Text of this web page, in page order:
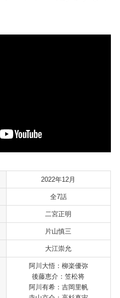
2022年12月
全7話
二宮正明
片山慎三
大江崇允
阿川大悟：柳楽優弥
後藤恵介：笠松将
阿川有希：吉岡里帆